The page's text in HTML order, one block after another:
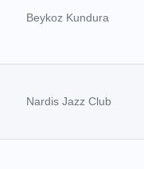
Beykoz Kundura
Nardis Jazz Club